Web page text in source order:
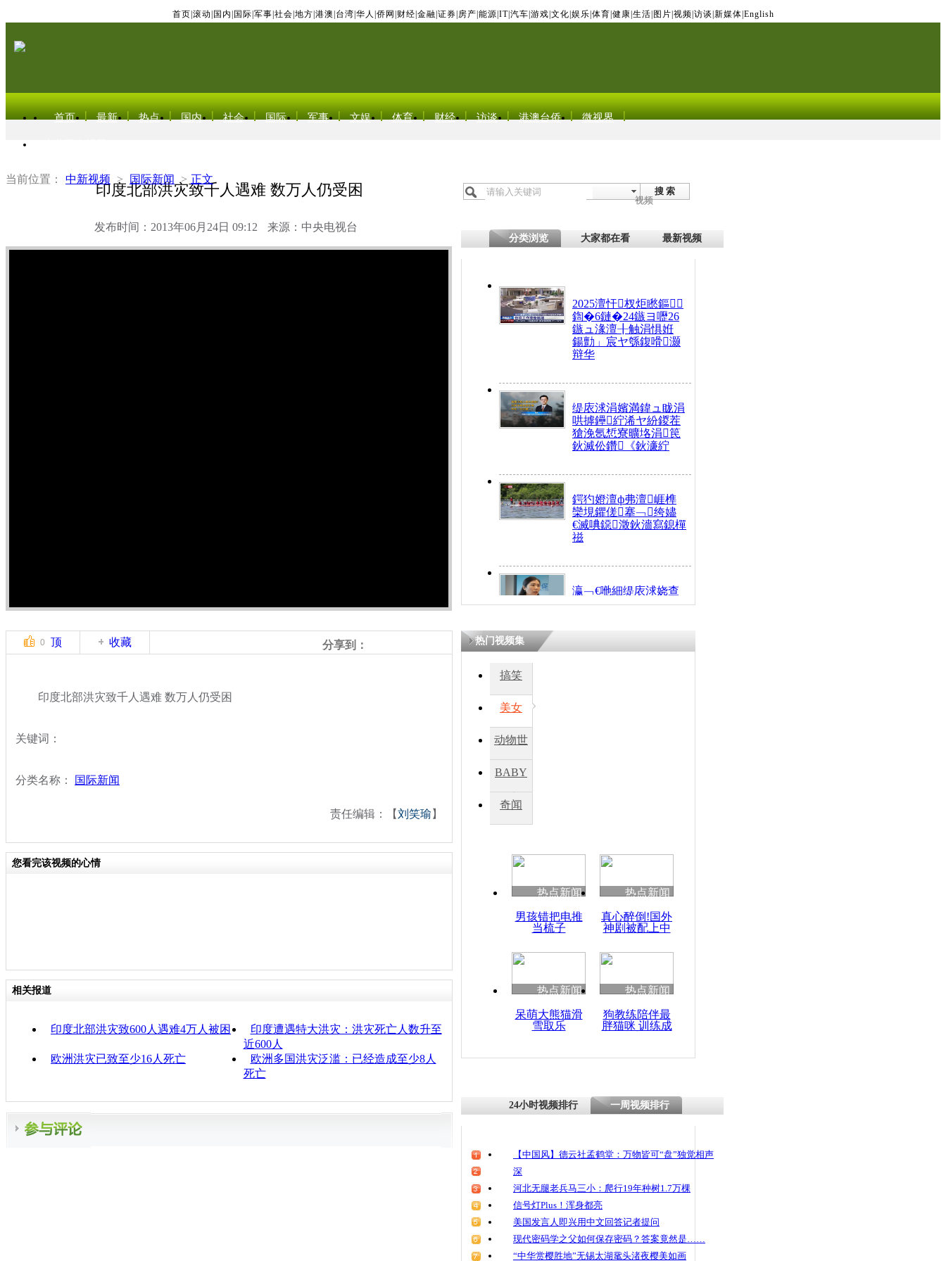
首页 滚动 国内 国际 军事 社会 地方 港澳 台湾 华人 侨网 财经 金融 证券 房产 能源 IT| 汽车 游戏 文化 娱乐 体育 健康 生活 图片 视频 访谈 新媒体 English
首页 最新 热点 国内 社会 国际 军事 文娱 体育 财经 访谈 港澳台侨 微视界
当前位置： 中新视频 > 国际新闻 > 正文
印度北部洪灾致千人遇难 数万人仍受困
发布时间：2013年06月24日 09:12 来源：中央电视台
搜 索
视频
分类浏览 大家都在看 最新视频
2025澶忓杈炬矁鏂
鍧�6鏈�24鏃ヨ嚦26
鏃ュ湪澶╂触涓惧姙
鍚勯」宸ヤ綔鍑嗗灏
辩华
缇庡浗涓嬪満鍏ュ眬涓
哄摢鑸紵浠ヤ紛鍐茬
獊浼氬惁寮曠垎涓笢
鈥滅伀鑽《鈥濓紵
鍔犳嬁澶ф弗澶崕榫
欒垷鑺傞搴﹁绔嬧
€滅唺鐚澂鈥濇寫鎴樿
禌
瀛﹁€咃細缇庡浗娆查
€间笢鍗椾簹涓庝腑鍥
瘑灞€
0 顶 收藏 分享到：
印度北部洪灾致千人遇难 数万人仍受困
关键词：
分类名称： 国际新闻
责任编辑：【刘笑瑜 】
您看完该视频的心情
相关报道
印度北部洪灾致600人遇难4万人被困
印度遭遇特大洪灾：洪灾死亡人数升至
近600人
欧洲洪灾已致至少16人死亡
欧洲多国洪灾泛滥：已经造成至少8人
死亡
热门视频集
搞笑
美女
动物世
BABY
秀
奇闻
热点新闻
男孩错把电推
当梳子
热点新闻
真心醉倒!国外
神剧被配上中
热点新闻
呆萌大熊猫滑
雪取乐
热点新闻
狗教练陪伴最
胖猫咪 训练成
24小时视频排行 一周视频排行
【中国风】德云社孟鹤堂：万物皆可“盘”独觉相声
深
河北无腿老兵马三小：爬行19年种树1.7万棵
信号灯Plus！浑身都亮
美国发言人即兴用中文回答记者提问
现代密码学之父如何保存密码？答案竟然是……
“中华赏樱胜地”无锡太湖鼋头渚夜樱美如画